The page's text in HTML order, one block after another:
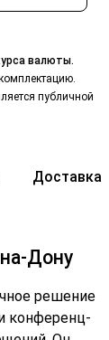
валюты.
публичной
Доставка
Дону
решение
конференц-